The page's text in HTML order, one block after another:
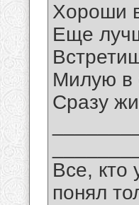
Хороши
Еще
Милую в
Сразу
Все, кто
понял